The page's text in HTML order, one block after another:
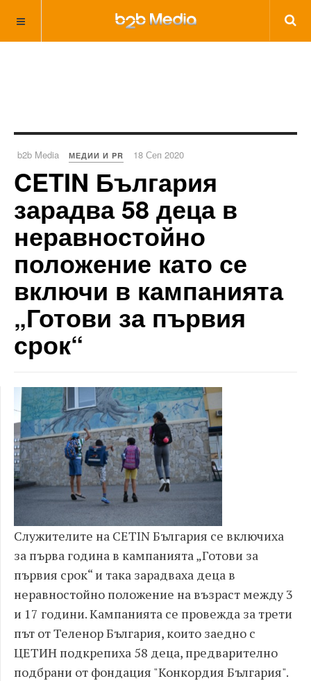
b2b Media МЕДИИ И PR 18 Сеп 2020
CETIN България
зарадва 58 деца в
неравностойно
положение като се
включи в кампанията
„Готови за първия
срок“
Служителите на CETIN България се включиха
за първа година в кампанията „Готови за
първия срок“ и така зарадваха деца в
неравностойно положение на възраст между 3
и 17 години. Кампанията се провежда за трети
път от Теленор България, които заедно с
ЦЕТИН подкрепиха 58 деца, предварително
подбрани от фондация "Конкордия България".